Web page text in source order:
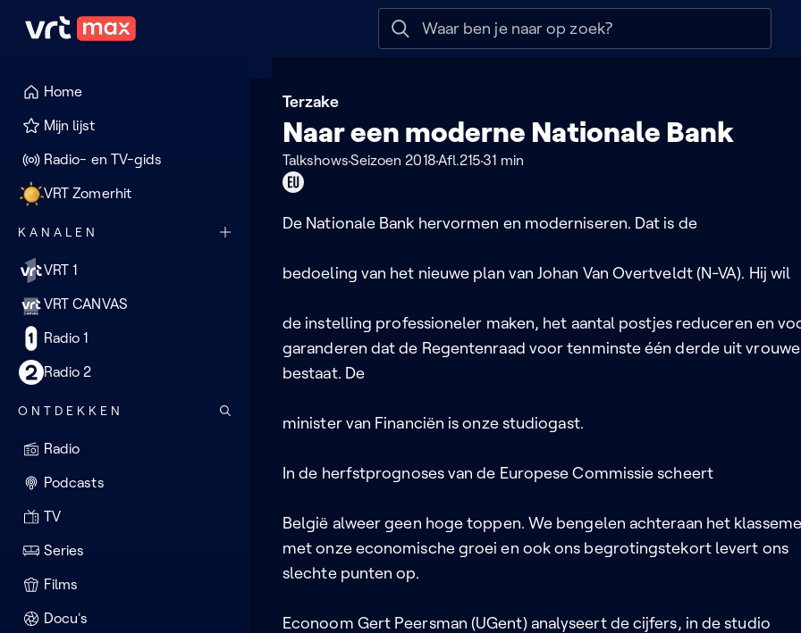
Naar hoofdinhoud Naar help
Home
Mijn lijst
Radio- en TV-gids
VRT Zomerhit
KANALEN
VRT 1
VRT CANVAS
Radio 1
Radio 2
ONTDEKKEN
Radio
Podcasts
TV
Series
Films
Docu's
Terzake
Naar een moderne Nationale Bank
TalkshowsSeizoen 2018Afl.21531 min
Dit
kan
enkel
de
EU
bekijken
De Nationale Bank hervormen en moderniseren. Dat is de
bedoeling van het nieuwe plan van Johan Van Overtveldt (N-VA). Hij wil
de instelling professioneler maken, het aantal postjes reduceren en
garanderen dat de Regentenraad voor tenminste één derde uit
bestaat. De
minister van Financiën is onze studiogast.
In de herfstprognoses van de Europese Commissie scheert
België alweer geen hoge toppen. We bengelen achteraan het
met onze economische groei en ook ons begrotingstekort levert ons
slechte punten op.
Econoom Gert Peersman (UGent) analyseert de cijfers, in de studio